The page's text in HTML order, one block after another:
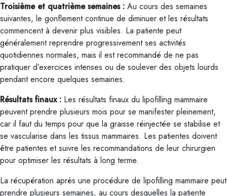
Troisième et quatrième semaines : Au cours des semaines
suivantes, le gonflement continue de diminuer et les résultats
commencent à devenir plus visibles. La patiente peut
généralement reprendre progressivement ses activités
quotidiennes normales, mais il est recommandé de ne pas
pratiquer d’exercices intenses ou de soulever des objets lourds
pendant encore quelques semaines.
Résultats finaux : Les résultats finaux du lipofilling mammaire
peuvent prendre plusieurs mois pour se manifester pleinement,
car il faut du temps pour que la graisse réinjectée se stabilise et
se vascularise dans les tissus mammaires. Les patientes doivent
être patientes et suivre les recommandations de leur chirurgien
pour optimiser les résultats à long terme.
La récupération après une procédure de lipofilling mammaire peut
prendre plusieurs semaines, au cours desquelles la patiente